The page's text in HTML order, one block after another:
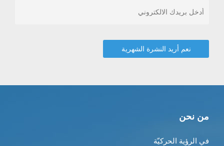
من نحن
في الرؤية الحركيّة